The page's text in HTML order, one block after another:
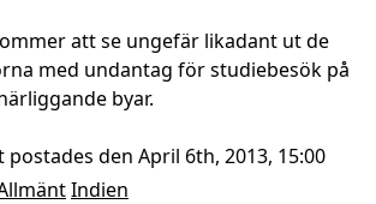
att se ungefär likadant ut de
med undantag för studiebesök på
byar.
den April 6th, 2013, 15:00
Indien